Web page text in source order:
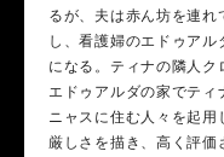
るが、夫は赤ん坊を連
し、看護婦のエドゥアル
になる。ティナの隣人ク
エドゥアルダの家でテ
ニャスに住む人々を起
厳しさを描き、高く評